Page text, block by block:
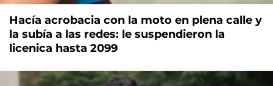
Hacía acrobacia con la moto en plena calle y
la subía a las redes: le suspendieron la
licenica hasta 2099